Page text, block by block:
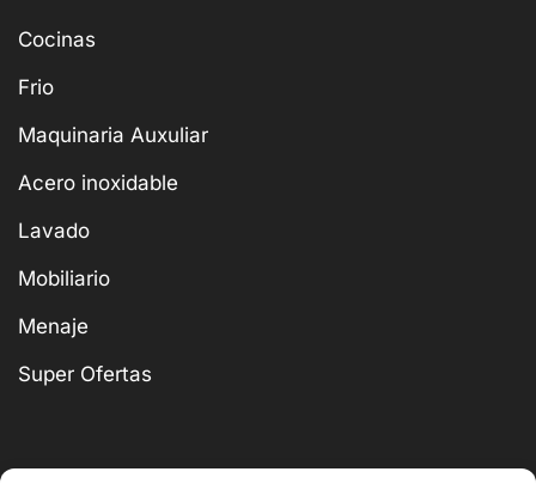
Cocinas
Frio
Maquinaria Auxuliar
Acero inoxidable
Lavado
Mobiliario
Menaje
Super Ofertas